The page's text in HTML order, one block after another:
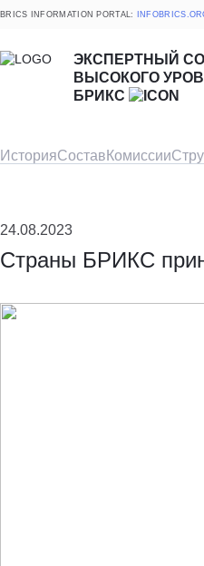
BRICS INFORMATION PORTAL:
ЭКСПЕРТНЫЙ
ВЫСОКОГО
БРИКС
ИсторияСостав Комиссии
24.08.2023
Страны БРИКС